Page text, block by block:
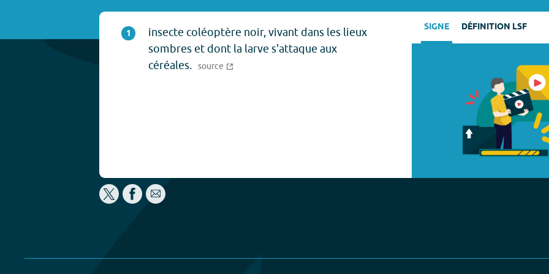
1
insecte coléoptère noir, vivant dans les lieux
sombres et dont la larve s'attaque aux
céréales. source
SIGNE DÉFINITION LSF